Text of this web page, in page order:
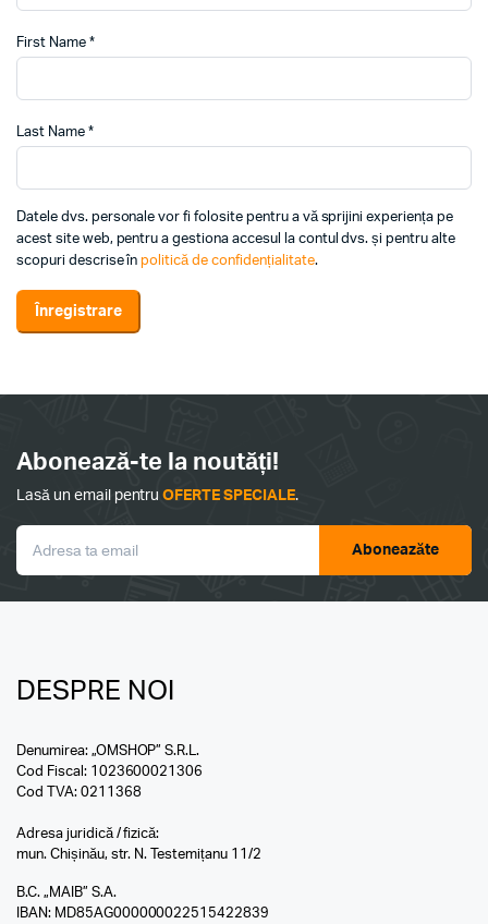
First Name *
Last Name *
Datele dvs. personale vor fi folosite pentru a vă sprijini experiența pe
acest site web, pentru a gestiona accesul la contul dvs. și pentru alte
scopuri descrise înpolitică de confidențialitate.
Înregistrare
Abonează-te la noutăți!
Lasă un email pentruOFERTE SPECIALE.
Aboneazăte
DESPRE NOI
Denumirea: „OMSHOP” S.R.L.
Cod Fiscal: 1023600021306
Cod TVA: 0211368
Adresa juridică / fizică:
mun. Chișinău, str. N. Testemițanu 11/2
B.C. „MAIB” S.A.
IBAN: MD85AG000000022515422839